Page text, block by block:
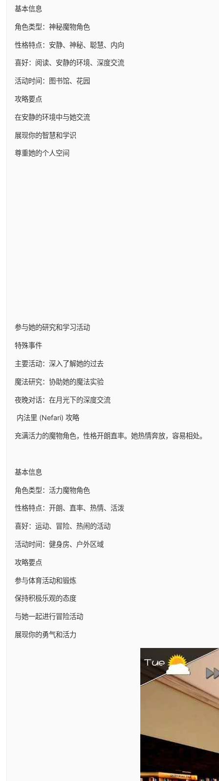
基本信息
角色类型：神秘魔物角色
性格特点：安静、神秘、聪慧、内向
喜好：阅读、安静的环境、深度交流
活动时间：图书馆、花园
攻略要点
在安静的环境中与她交流
展现你的智慧和学识
尊重她的个人空间
参与她的研究和学习活动
特殊事件
主要活动：深入了解她的过去
魔法研究：协助她的魔法实验
夜晚对话：在月光下的深度交流
内法里 (Nefari) 攻略
充满活力的魔物角色，性格开朗直率。她热情奔放，容易相处。
基本信息
角色类型：活力魔物角色
性格特点：开朗、直率、热情、活泼
喜好：运动、冒险、热闹的活动
活动时间：健身房、户外区域
攻略要点
参与体育活动和锻炼
保持积极乐观的态度
与她一起进行冒险活动
展现你的勇气和活力